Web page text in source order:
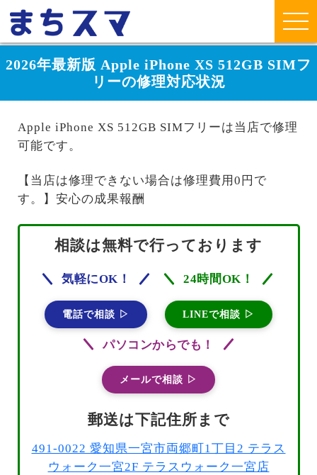
2026年最新版 Apple iPhone XS 512GB SIMフ
リーの修理対応状況
Apple iPhone XS 512GB SIMフリーは当店で修理
可能です。
【当店は修理できない場合は修理費用0円で
す。】安心の成果報酬
相談は無料で行っております
気軽にOK！
電話で相談 ▷
24時間OK！
LINEで相談 ▷
パソコンからでも！
メールで相談 ▷
郵送は下記住所まで
491-0022 愛知県一宮市両郷町1丁目2 テラス
ウォーク一宮2F テラスウォーク一宮店